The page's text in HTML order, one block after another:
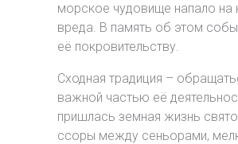
морское чудовище напало на
вреда. В память об этом
её покровительству.
Сходная традиция –
важной частью её
пришлась земная жизнь
ссоры между сеньорами,